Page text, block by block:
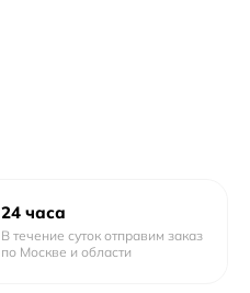
24 часа
В течение суток отправим заказ
по Москве и области